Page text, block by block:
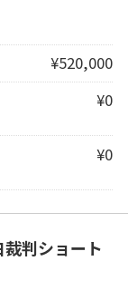
¥520,000
¥0
¥0
判ショート